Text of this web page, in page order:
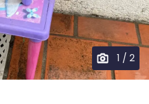
1 / 2